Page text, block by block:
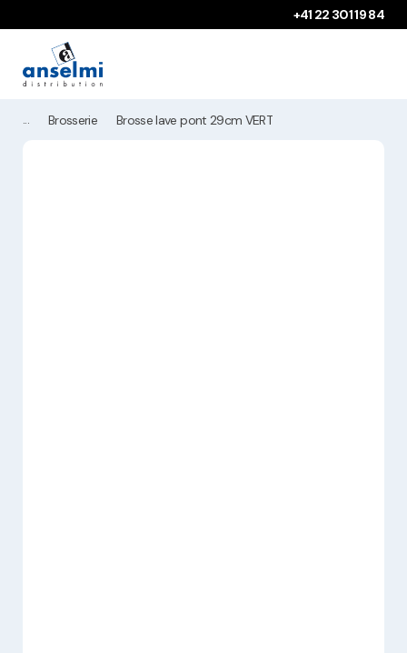
+41 22 301 19 84
Brosserie Brosse lave pont 29cm VERT